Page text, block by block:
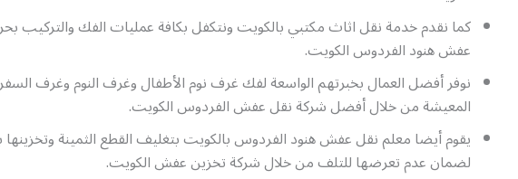
كما نقدم خدمة نقل اثاث مكتبي بالكويت ونتكفل بكافة عمليات الفك والتركيب
عفش هنود الفردوس الكويت.
نوفر أفضل العمال بخبرتهم الواسعة لفك غرف نوم الأطفال وغرف النوم وغرف
المعيشة من خلال أفضل شركة نقل عفش الفردوس الكويت.
يقوم أيضا معلم نقل عفش هنود الفردوس بالكويت بتغليف القطع الثمينة
لضمان عدم تعرضها للتلف من خلال شركة تخزين عفش الكويت.